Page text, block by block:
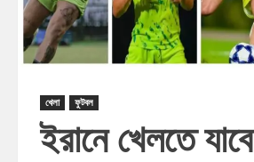
খেলা ফুটবল
ইরানে খেলতে যাবে